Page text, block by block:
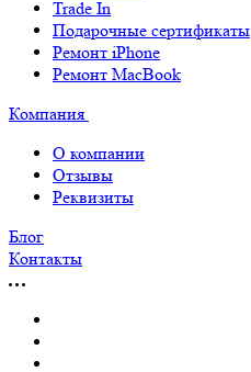
Trade In
Подарочные сертификаты
Ремонт iPhone
Ремонт MacBook
Компания
О компании
Отзывы
Реквизиты
Блог
Контакты